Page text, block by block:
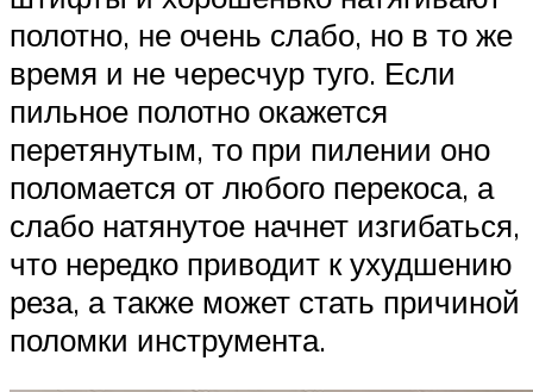
полотно, не очень слабо, но в то же
время и не чересчур туго. Если
пильное полотно окажется
перетянутым, то при пилении оно
поломается от любого перекоса, а
слабо натянутое начнет изгибаться,
что нередко приводит к ухудшению
реза, а также может стать причиной
поломки инструмента.